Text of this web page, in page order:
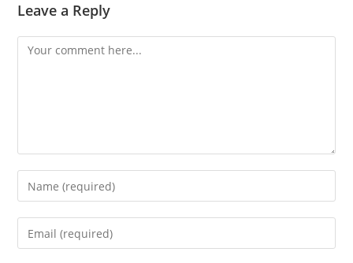
Leave a Reply
Comment
Enter
your
name
Enter
your